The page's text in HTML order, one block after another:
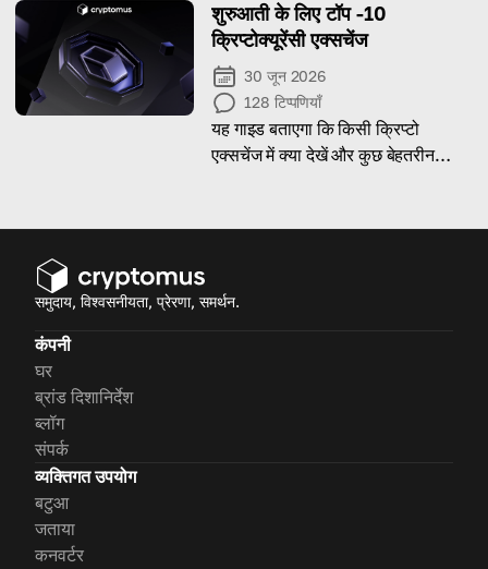
शुरुआती के लिए टॉप -10
क्रिप्टोक्यूरेंसी एक्सचेंज
30 जून 2026
128 टिप्पणियाँ
यह गाइड बताएगा कि किसी क्रिप्टो
एक्सचेंज में क्या देखें और कुछ बेहतरीन
समुदाय, विश्वसनीयता, प्रेरणा, समर्थन.
कंपनी
घर
ब्रांड दिशानिर्देश
ब्लॉग
संपर्क
व्यक्तिगत उपयोग
बटुआ
जताया
कनवर्टर